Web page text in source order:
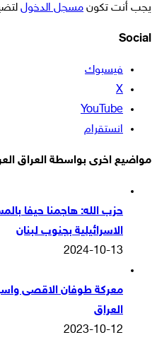
يجب أنت تكون مسجل الدخول
Social
فيسبوك
‫X
‫YouTube
انستقرام
مواضيع اخرى بواسطة العراق
حزب الله: هاجمنا حيفا
الاسرائيلية بجنوب لبنان
2024-10-13
معركة طوفان الاقصى
العراق
2023-10-12